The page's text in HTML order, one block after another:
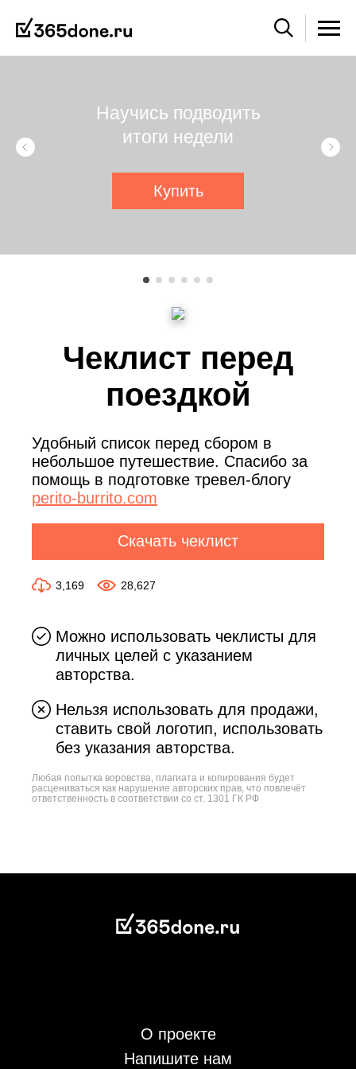
Научись подводить
итоги недели
Купить
Чеклист перед
поездкой
Удобный список перед сбором в
небольшое путешествие. Спасибо за
помощь в подготовке тревел-блогу
perito-burrito.com
Скачать чеклист
3,169 28,627
Можно использовать чеклисты для
личных целей с указанием
авторства.
Нельзя использовать для продажи,
ставить свой логотип, использовать
без указания авторства.
Любая попытка воровства, плагиата и копирования будет
расцениваться как нарушение авторских прав, что повлечёт
ответственность в соответствии со ст. 1301 ГК РФ
О проекте
Напишите нам